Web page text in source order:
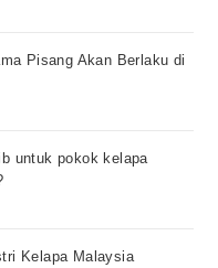
Pisang Akan Berlaku di
untuk pokok kelapa
Kelapa Malaysia